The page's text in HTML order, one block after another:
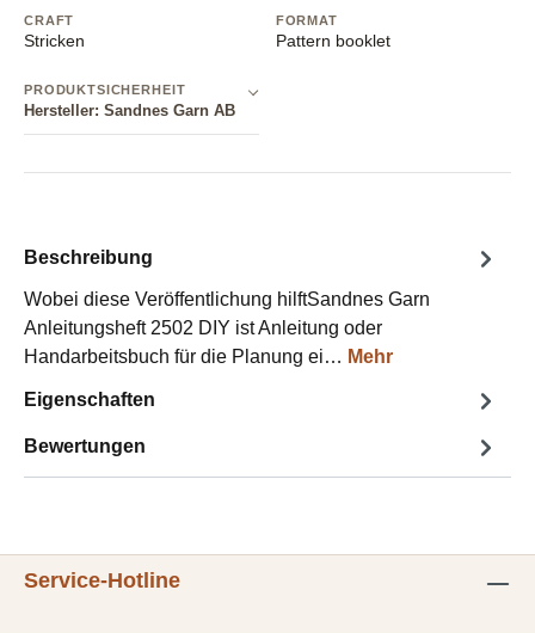
CRAFT
Stricken
FORMAT
Pattern booklet
PRODUKTSICHERHEIT
Hersteller: Sandnes Garn AB
Beschreibung
Wobei diese Veröffentlichung hilftSandnes Garn
Anleitungsheft 2502 DIY ist Anleitung oder
Handarbeitsbuch für die Planung ei… Mehr
Eigenschaften
Bewertungen
Service-Hotline